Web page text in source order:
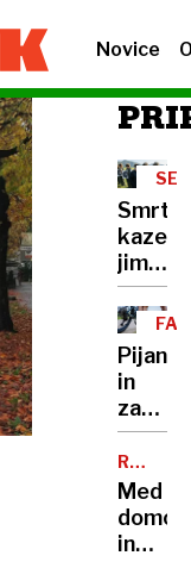
Novice
kazen
jim
grozi
že
zaradi
ogleda
tujega
filma
Pijan
in
zadet
do
smrti
povozil
njegov
ROJAKI,
ZNOVA
Med
in